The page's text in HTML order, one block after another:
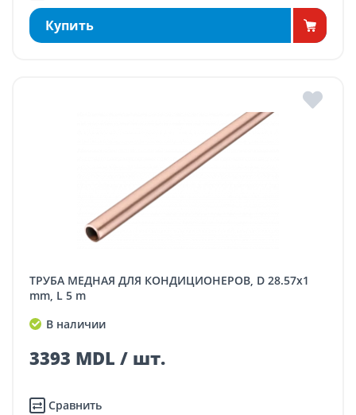
Купить
ТРУБА МЕДНАЯ ДЛЯ КОНДИЦИОНЕРОВ, D 28.57x1
mm, L 5 m
В наличии
3393 MDL / шт.
Сравнить